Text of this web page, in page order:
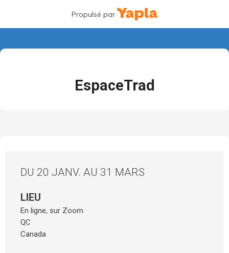
Propulsé par
EspaceTrad
DU 20 JANV. AU 31 MARS
LIEU
En ligne, sur Zoom
QC
Canada